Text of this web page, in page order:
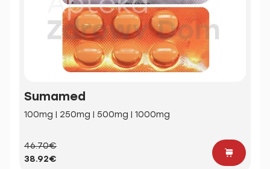
Sumamed
100mg | 250mg | 500mg | 1000mg
46.70€
38.92€